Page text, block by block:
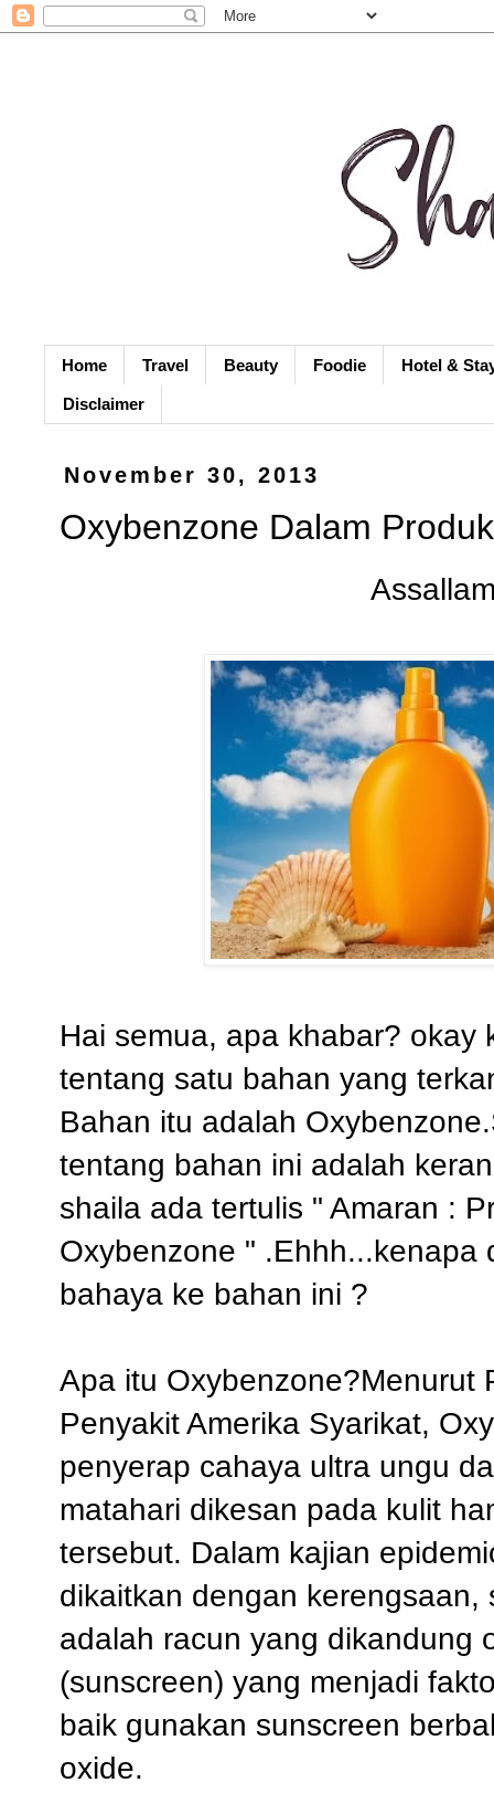
Home Travel Beauty Foodie Hotel &
Disclaimer
November 30, 2013
Oxybenzone Dalam
Hai semua, apa khabar? okay
tentang satu bahan yang
Bahan itu adalah
tentang bahan ini adalah
shaila ada tertulis " Amaran :
Oxybenzone " .Ehhh...kenapa
bahaya ke bahan ini ?
Apa itu Oxybenzone?Menurut
Penyakit Amerika Syarikat,
penyerap cahaya ultra ungu
matahari dikesan pada kulit
tersebut. Dalam kajian
dikaitkan dengan
adalah racun yang dikandung
(sunscreen) yang menjadi
baik gunakan sunscreen
oxide.